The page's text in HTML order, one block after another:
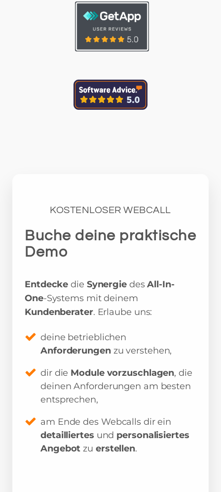
KOSTENLOSER WEBCALL
Buche deine praktische
Demo
Entdeckedie Synergie desAll-In-
One-Systems mit deinem
Kundenberater. Erlaube uns:
deine betrieblichen
Anforderungen zu verstehen,
dir die Module vorzuschlagen, die
deinen Anforderungen am besten
entsprechen,
am Ende des Webcalls dir ein
detailliertes und personalisiertes
Angebotzu erstellen.